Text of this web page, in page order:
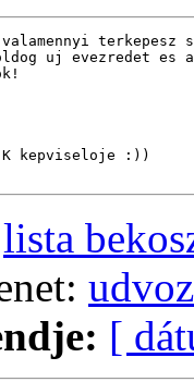
terkepesz
uj evezredet es
kepviseloje :))
lista
[